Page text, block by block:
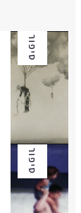
סיפור
סיפור